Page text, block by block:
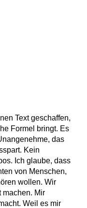
Text geschaffen,
Formel bringt. Es
das
Kein
Ich glaube, dass
von Menschen,
wollen. Wir
machen. Mir
Weil es mir